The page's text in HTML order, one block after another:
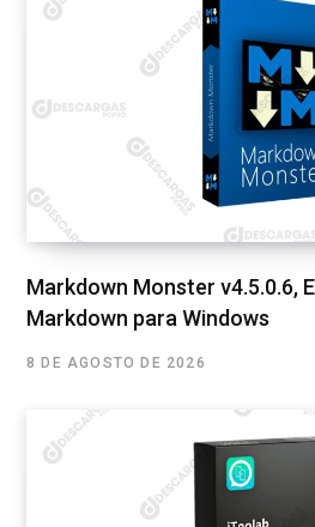
Markdown Monster v4.5.0.6,
Markdown para Windows
8 DE AGOSTO DE 2026